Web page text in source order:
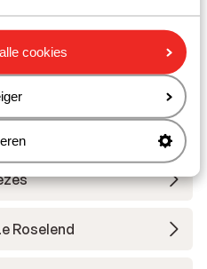
cookies
Prémium Les
Roselend